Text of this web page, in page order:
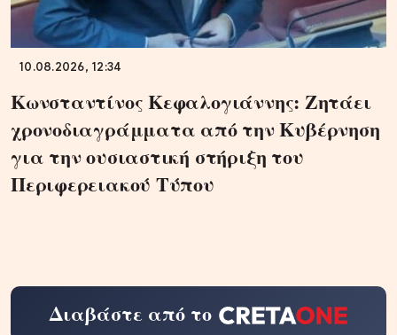
10.08.2026, 12:34
Κωνσταντίνος Κεφαλογιάννης: Ζητάει
χρονοδιαγράμματα από την Κυβέρνηση
για την ουσιαστική στήριξη του
Περιφερειακού Τύπου
Διαβάστε από το